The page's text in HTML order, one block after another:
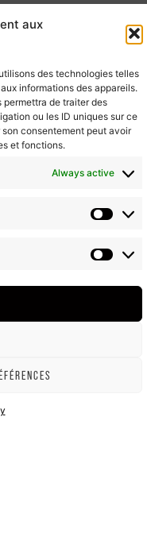
aux
des technologies telles
informations des appareils.
de traiter des
ou les ID uniques sur ce
consentement peut avoir
et fonctions.
Always active